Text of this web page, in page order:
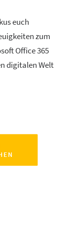
euch
zum
Office 365
digitalen Welt